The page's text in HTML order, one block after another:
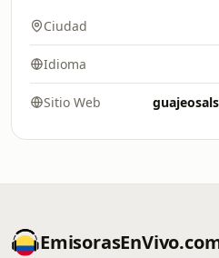
Ciudad
Idioma
Sitio Web